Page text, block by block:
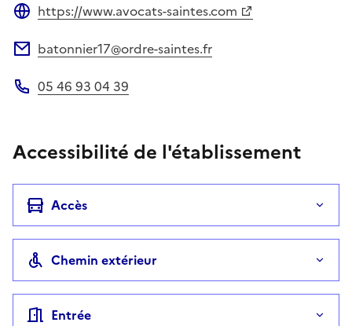
https://www.avocats-saintes.com
batonnier17@ordre-saintes.fr
05 46 93 04 39
Accessibilité de l'établissement
Accès
Chemin extérieur
Entrée